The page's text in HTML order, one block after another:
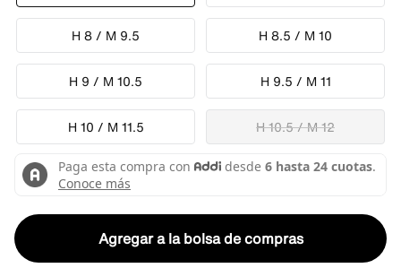
H 8 / M 9.5 H 8.5 / M 10
H 9 / M 10.5 H 9.5 / M 11
H 10 / M 11.5 H 10.5 / M 12
Agregar a la bolsa de compras